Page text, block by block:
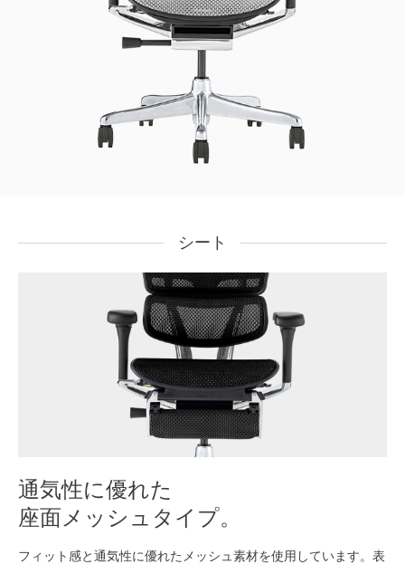
シート
通気性に優れた
座面メッシュタイプ。
フィット感と通気性に優れたメッシュ素材を使用しています。表